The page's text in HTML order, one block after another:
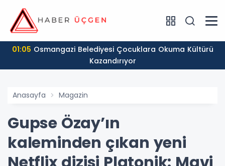
01:05
Kazandırıyor
Anasayfa Magazin
Gupse Özay’ın
kaleminden çıkan yeni